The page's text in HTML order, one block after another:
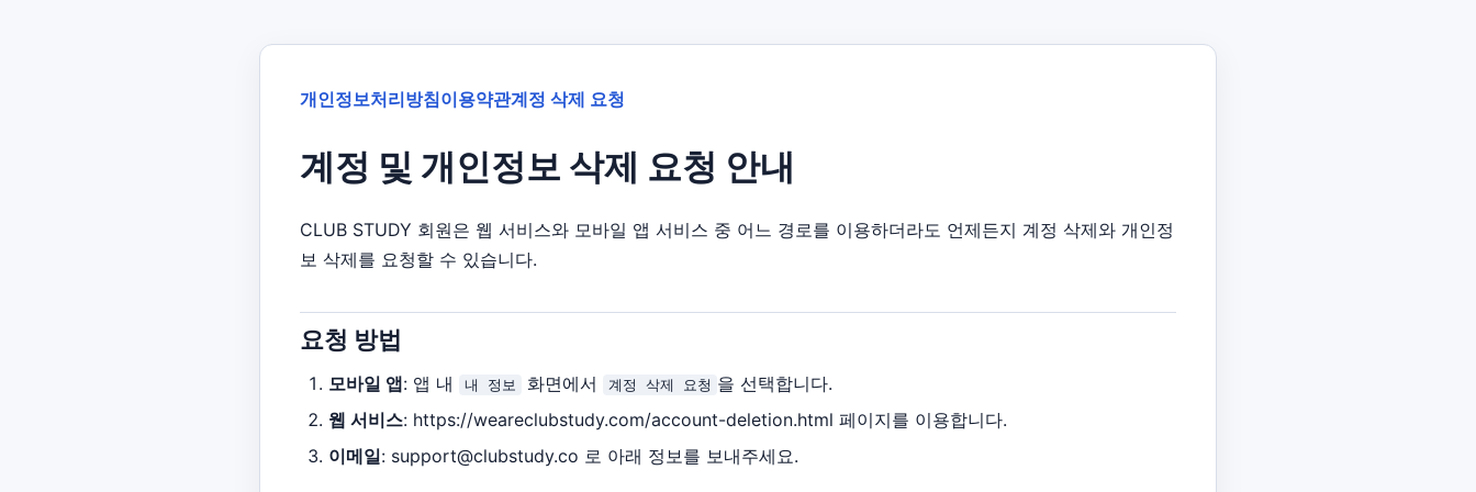
개인정보처리방침이용약관계정 삭제 요청
계정 및 개인정보 삭제 요청 안내
CLUB STUDY 회원은 웹 서비스와 모바일 앱 서비스 중 어느 경로를 이용하더라도 언제든지 계정 삭제와 개인정
보 삭제를 요청할 수 있습니다.
요청 방법
모바일 앱: 앱 내 내 정보 화면에서 계정 삭제 요청 을 선택합니다.
웹 서비스: https://weareclubstudy.com/account-deletion.html 페이지를 이용합니다.
이메일: support@clubstudy.co 로 아래 정보를 보내주세요.